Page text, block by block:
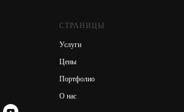
СТРАНИЦЫ
Услуги
Цены
Портфолио
О нас